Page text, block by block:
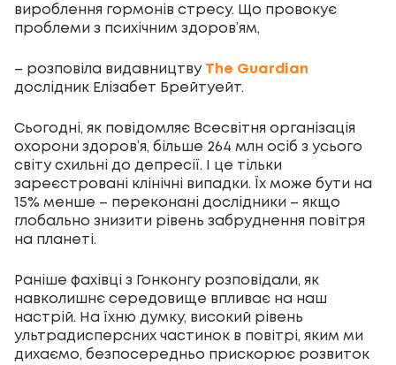
вироблення гормонів стресу. Що провокує
проблеми з психічним здоров’ям,
– розповіла видавництву The Guardian
дослідник Елізабет Брейтуейт.
Сьогодні, як повідомляє Всесвітня організація
охорони здоров’я, більше 264 млн осіб з усього
світу схильні до депресії. І це тільки
зареєстровані клінічні випадки. Їх може бути на
15% менше – переконані дослідники – якщо
глобально знизити рівень забруднення повітря
на планеті.
Раніше фахівці з Гонконгу розповідали, як
навколишнє середовище впливає на наш
настрій. На їхню думку, високий рівень
ультрадисперсних частинок в повітрі, яким ми
дихаємо, безпосередньо прискорює розвиток